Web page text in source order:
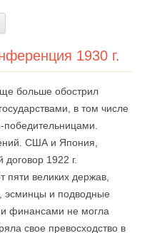
1930 г.
больше обострил
в том числе
США и Япония,
договор 1922 г.
великих держав,
эсминцы и подводные
финансами не могла
свое превосходство в